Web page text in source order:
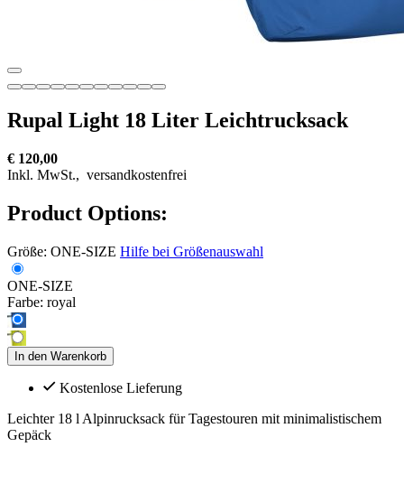
Rupal Light 18 Liter Leichtrucksack
€ 120,00
Inkl. MwSt., versandkostenfrei
Product Options:
Größe: ONE-SIZE Hilfe bei Größenauswahl
ONE-SIZE
Farbe: royal
In den Warenkorb
Kostenlose Lieferung
Leichter 18 l Alpinrucksack für Tagestouren mit minimalistischem
Gepäck